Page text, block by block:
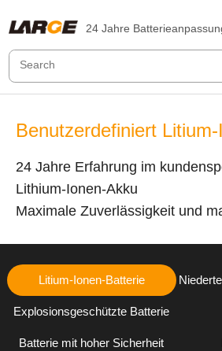
24 Jahre
Benutzerdefiniert
24 Jahre Erfahrung im
Lithium-Ionen-Akku
Maximale Zuverlässigkeit und
Litium-Ionen-Batterie
Explosionsgeschützte Batterie
Batterie mit hoher Sicherheit